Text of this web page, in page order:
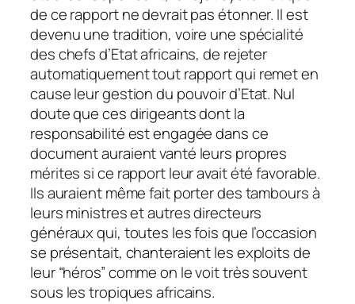
de ce rapport ne devrait pas étonner. Il est
devenu une tradition, voire une spécialité
des chefs d’Etat africains, de rejeter
automatiquement tout rapport qui remet en
cause leur gestion du pouvoir d’Etat. Nul
doute que ces dirigeants dont la
responsabilité est engagée dans ce
document auraient vanté leurs propres
mérites si ce rapport leur avait été favorable.
Ils auraient même fait porter des tambours à
leurs ministres et autres directeurs
généraux qui, toutes les fois que l’occasion
se présentait, chanteraient les exploits de
leur “héros” comme on le voit très souvent
sous les tropiques africains.